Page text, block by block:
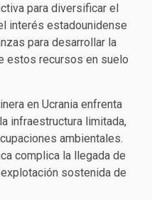
para diversificar el
interés estadounidense
para desarrollar la
estos recursos en suelo
en Ucrania enfrenta
infraestructura limitada,
ambientales.
complica la llegada de
sostenida de